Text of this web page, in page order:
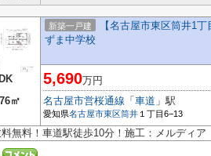
㎡
新築一戸建
【名古屋市東区筒井1
ずま中学校
5,690万円
名古屋市営桜通線 「 車道 」駅
愛知県名古屋市東区筒井 １丁目6−13
無料！車道駅徒歩10分！施工：メルディア